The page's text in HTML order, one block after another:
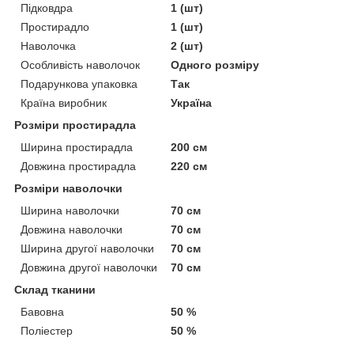
Підковдра
1 (шт)
Простирадло
1 (шт)
Наволочка
2 (шт)
Особливість наволочок
Одного розміру
Подарункова упаковка
Так
Країна виробник
Україна
Розміри простирадла
Ширина простирадла
200 см
Довжина простирадла
220 см
Розміри наволочки
Ширина наволочки
70 см
Довжина наволочки
70 см
Ширина другої наволочки
70 см
Довжина другої наволочки
70 см
Склад тканини
Бавовна
50 %
Поліестер
50 %